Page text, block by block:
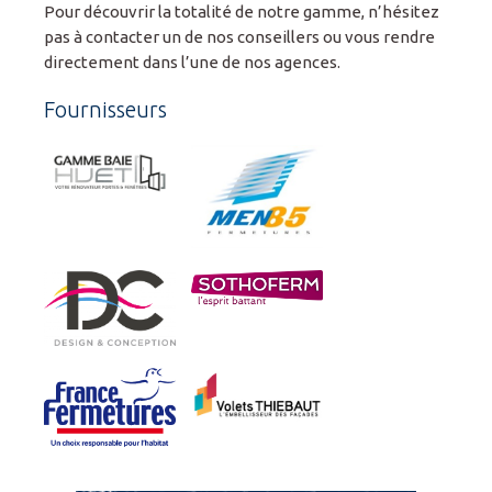
Pour découvrir la totalité de notre gamme, n’hésitez
pas à contacter un de nos conseillers ou vous rendre
directement dans l’une de nos agences.
Fournisseurs